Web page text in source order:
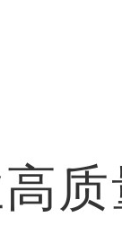
质